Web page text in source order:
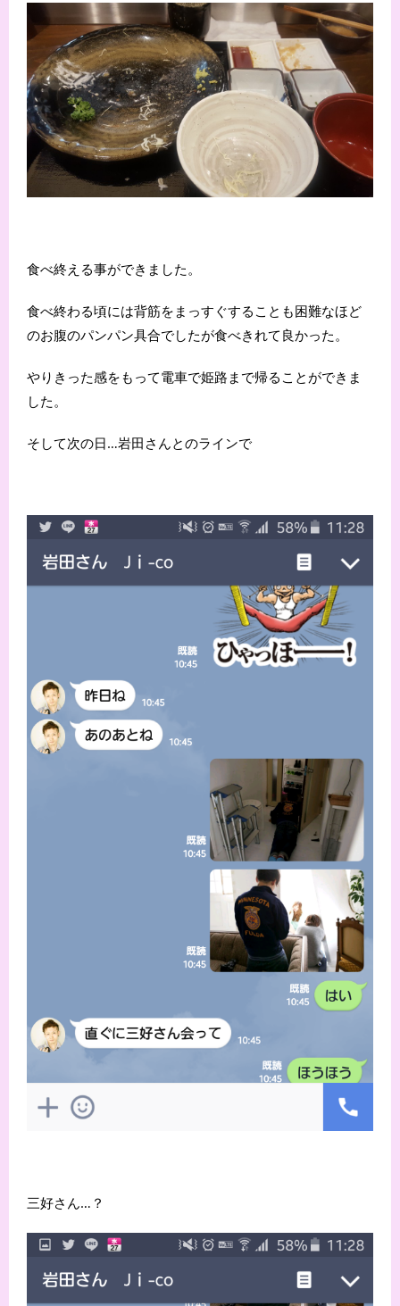
食べ終える事ができました。
食べ終わる頃には背筋をまっすぐすることも困難なほど
のお腹のパンパン具合でしたが食べきれて良かった。
やりきった感をもって電車で姫路まで帰ることができま
した。
そして次の日…岩田さんとのラインで
三好さん…？